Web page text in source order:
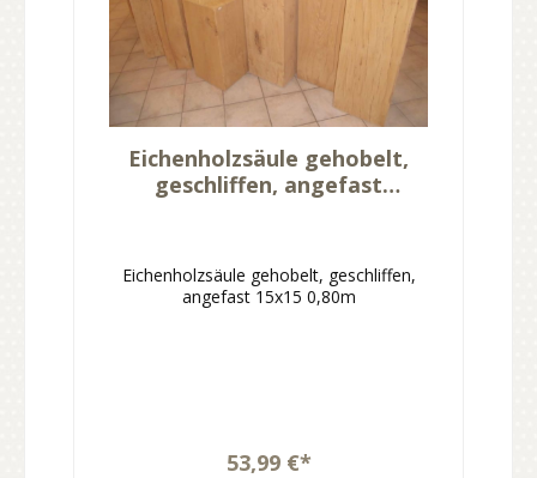
Eichenholzsäule gehobelt,
geschliffen, angefast
Eichenholzsäule gehobelt, geschliffen,
angefast 15x15 0,80m
53,99 €*